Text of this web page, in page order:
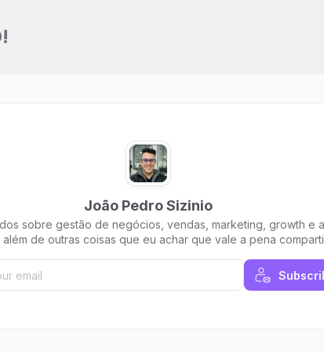
João Pedro Sizinio
sobre gestão de negócios, vendas, marketing, growth e
de outras coisas que eu achar que vale a pena